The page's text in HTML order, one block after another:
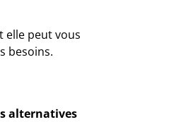
elle peut vous
besoins.
alternatives